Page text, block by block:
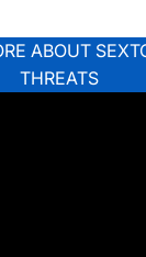
ABOUT
THREATS